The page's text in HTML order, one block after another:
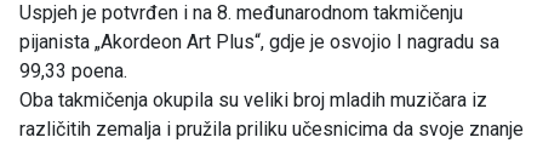
Uspjeh je potvrđen i na 8. međunarodnom takmičenju
pijanista „Akordeon Art Plus“, gdje je osvojio I nagradu sa
99,33 poena.
Oba takmičenja okupila su veliki broj mladih muzičara iz
različitih zemalja i pružila priliku učesnicima da svoje znanje